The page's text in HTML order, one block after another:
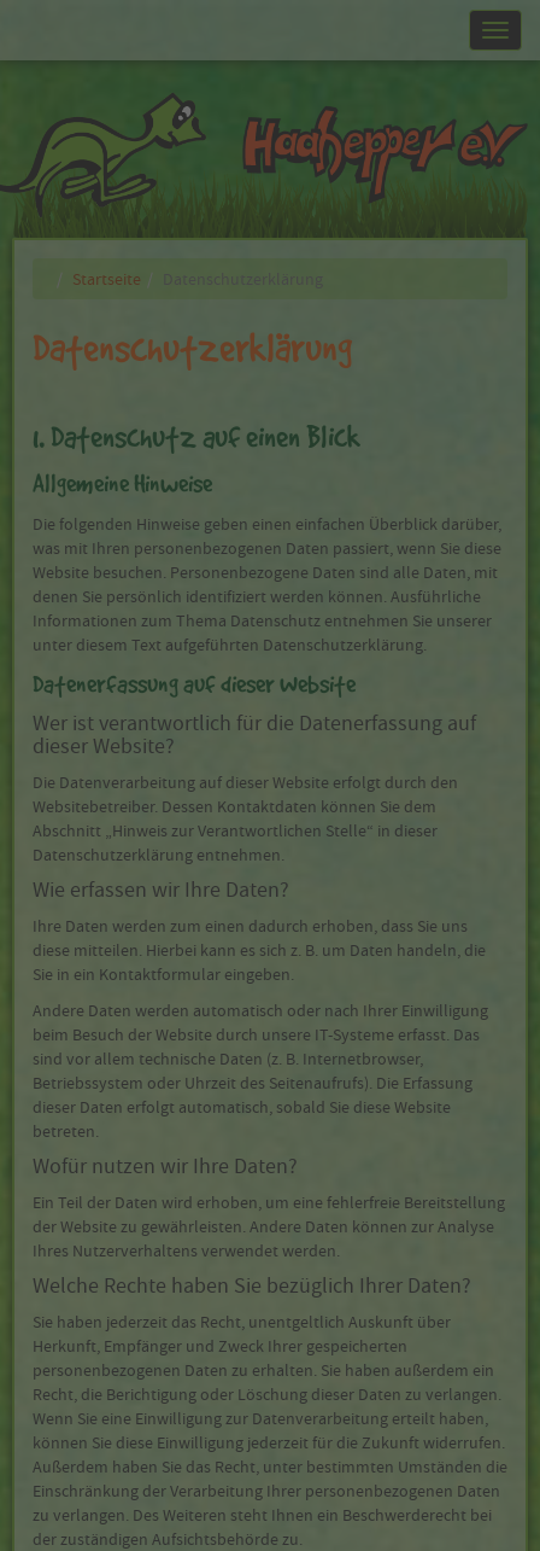
Startseite Datenschutzerklärung
Datenschutzerklärung
1. Datenschutz auf einen Blick
Allgemeine Hinweise
Die folgenden Hinweise geben einen einfachen Überblick darüber,
was mit Ihren personenbezogenen Daten passiert, wenn Sie diese
Website besuchen. Personenbezogene Daten sind alle Daten, mit
denen Sie persönlich identifiziert werden können. Ausführliche
Informationen zum Thema Datenschutz entnehmen Sie unserer
unter diesem Text aufgeführten Datenschutzerklärung.
Datenerfassung auf dieser Website
Wer ist verantwortlich für die Datenerfassung auf
dieser Website?
Die Datenverarbeitung auf dieser Website erfolgt durch den
Websitebetreiber. Dessen Kontaktdaten können Sie dem
Abschnitt „Hinweis zur Verantwortlichen Stelle“ in dieser
Datenschutzerklärung entnehmen.
Wie erfassen wir Ihre Daten?
Ihre Daten werden zum einen dadurch erhoben, dass Sie uns
diese mitteilen. Hierbei kann es sich z. B. um Daten handeln, die
Sie in ein Kontaktformular eingeben.
Andere Daten werden automatisch oder nach Ihrer Einwilligung
beim Besuch der Website durch unsere IT-Systeme erfasst. Das
sind vor allem technische Daten (z. B. Internetbrowser,
Betriebssystem oder Uhrzeit des Seitenaufrufs). Die Erfassung
dieser Daten erfolgt automatisch, sobald Sie diese Website
betreten.
Wofür nutzen wir Ihre Daten?
Ein Teil der Daten wird erhoben, um eine fehlerfreie Bereitstellung
der Website zu gewährleisten. Andere Daten können zur Analyse
Ihres Nutzerverhaltens verwendet werden.
Welche Rechte haben Sie bezüglich Ihrer Daten?
Sie haben jederzeit das Recht, unentgeltlich Auskunft über
Herkunft, Empfänger und Zweck Ihrer gespeicherten
personenbezogenen Daten zu erhalten. Sie haben außerdem ein
Recht, die Berichtigung oder Löschung dieser Daten zu verlangen.
Wenn Sie eine Einwilligung zur Datenverarbeitung erteilt haben,
können Sie diese Einwilligung jederzeit für die Zukunft widerrufen.
Außerdem haben Sie das Recht, unter bestimmten Umständen die
Einschränkung der Verarbeitung Ihrer personenbezogenen Daten
zu verlangen. Des Weiteren steht Ihnen ein Beschwerderecht bei
der zuständigen Aufsichtsbehörde zu.